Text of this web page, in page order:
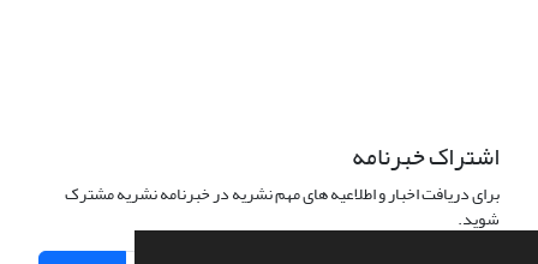
اشتراک خبرنامه
برای دریافت اخبار و اطلاعیه های مهم نشریه در خبرنامه نشریه مشترک
شوید.